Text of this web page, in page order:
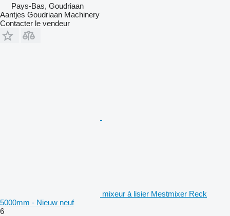
Pays-Bas, Goudriaan
Aantjes Goudriaan Machinery
Contacter le vendeur
mixeur à lisier Mestmixer Reck
5000mm - Nieuw neuf
6